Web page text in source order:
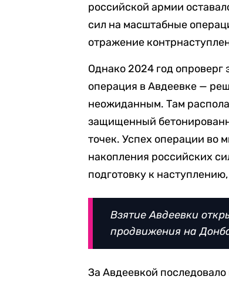
российской армии
сил на масштабные
отражение
Однако 2024 год
операция в Авдеевке —
неожиданным. Там
защищенный
точек. Успех операции во
накопления российских
подготовку к
Взятие Авдеевки
продвижения на
За Авдеевкой